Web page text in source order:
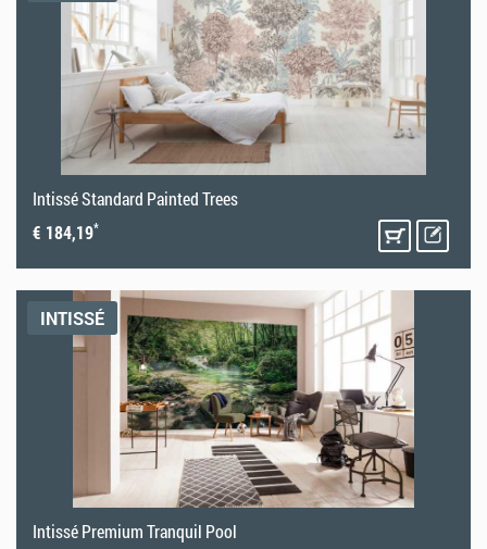
Intissé Standard Painted Trees
€ 184,19*
INTISSÉ
Intissé Premium Tranquil Pool